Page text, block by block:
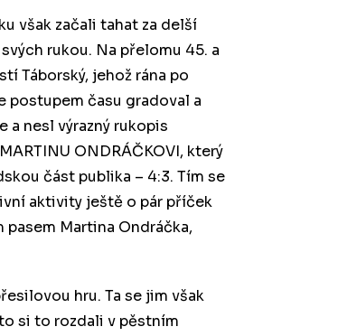
však začali tahat za delší
rukou. Na přelomu 45. a
Táborský, jehož rána po
postupem času gradoval a
nesl výrazný rukopis
ONDRÁČKOVI, který
část publika – 4:3. Tím se
aktivity ještě o pár příček
Martina Ondráčka,
hru. Ta se jim však
si to rozdali v pěstním